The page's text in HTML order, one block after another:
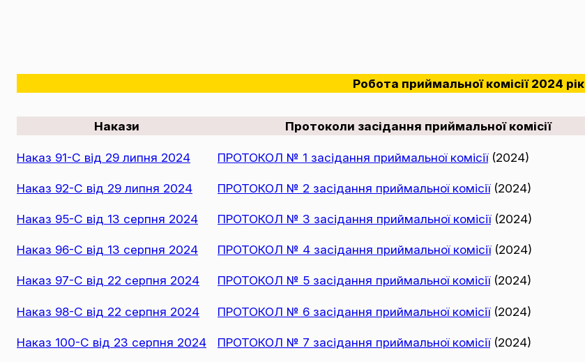
Робота приймальної комісії 2024 рік
Накази
Наказ 91-С від 29 липня 2024
Наказ 92-С від 29 липня 2024
Наказ 95-С від 13 серпня 2024
Наказ 96-С від 13 серпня 2024
Наказ 97-С від 22 серпня 2024
Наказ 98-С від 22 серпня 2024
Наказ 100-С від 23 серпня 2024
Протоколи засідання приймальної комісії
ПРОТОКОЛ № 1 засідання приймальної комісії(2024)
ПРОТОКОЛ № 2 засідання приймальної комісії(2024)
ПРОТОКОЛ № 3 засідання приймальної комісії(2024)
ПРОТОКОЛ № 4 засідання приймальної комісії(2024)
ПРОТОКОЛ № 5 засідання приймальної комісії(2024)
ПРОТОКОЛ № 6 засідання приймальної комісії(2024)
ПРОТОКОЛ № 7 засідання приймальної комісії(2024)